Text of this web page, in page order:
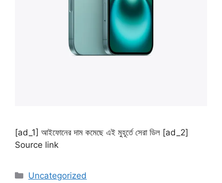
[ad_1] আইফোনের দাম কমেছে এই মুহূর্তে সেরা ডিল [ad_2]
Source link
Categories
Uncategorized